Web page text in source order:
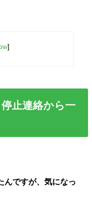
]
止連絡から一
んですが、気になっ